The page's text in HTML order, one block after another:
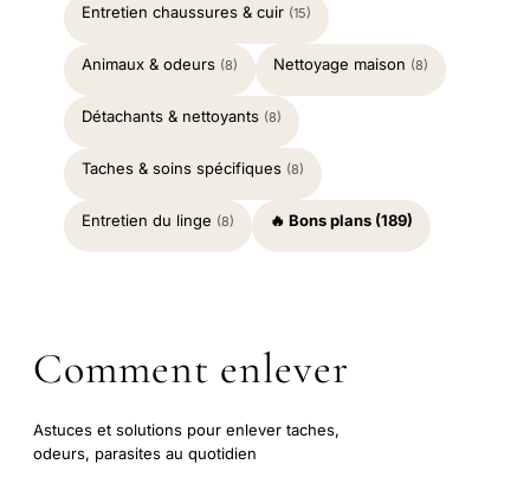
Entretien chaussures & cuir (15)
Animaux & odeurs (8) Nettoyage maison (8)
Détachants & nettoyants (8)
Taches & soins spécifiques (8)
Entretien du linge (8) 🔥 Bons plans (189)
Comment enlever
Astuces et solutions pour enlever taches,
odeurs, parasites au quotidien